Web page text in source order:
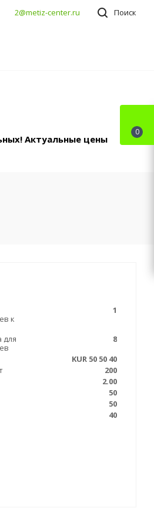
Поиск
2@metiz-center.ru
Актуальные цены
к
1
для
8
KUR 50 50 40
200
2.00
50
50
40
0